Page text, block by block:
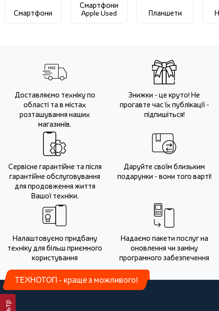
Смартфони
Смартфони
Apple Used
Планшети
Доставляємо техніку по
області та в містах
розташування наших
магазинів.
Знижки - це круто! Не
прогавте час їх публікації -
підпишіться!
Сервісне гарантійне та після
гарантійне обслуговування
для продовження життя
Вашої техніки.
Даруйте своїм близьким
подарунки - вони того варті!
Налаштовуємо придбану
техніку для більш приємного
користування
Надаємо пакети послуг на
оновлення чи заміну
програмного забезпечення
ТЕХНОТОП - краще з можливого!